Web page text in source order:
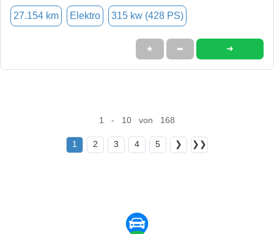
27.154 km Elektro 315 kw (428 PS)
★ ➦ ➜
1 - 10 von 168
1 2 3 4 5 ❯ ❯❯